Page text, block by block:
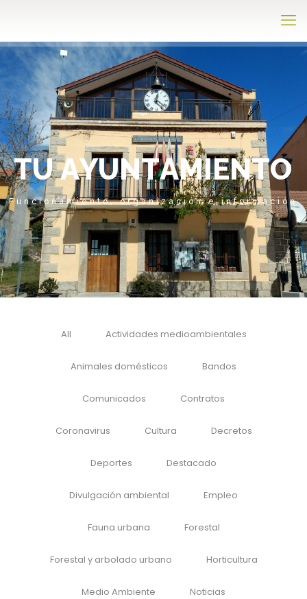
TU AYUNTAMIENTO
Funcionamiento, organización e información
All Actividades medioambientales
Animales domésticos Bandos
Comunicados Contratos
Coronavirus Cultura Decretos
Deportes Destacado
Divulgación ambiental Empleo
Fauna urbana Forestal
Forestal y arbolado urbano Horticultura
Medio Ambiente Noticias